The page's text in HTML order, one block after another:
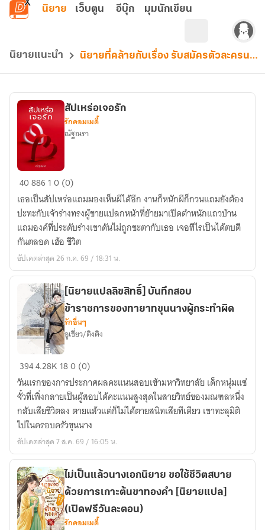
ข้ามไปยังเนื้อหาหลัก
นิยาย เว็บตูน อีบุ๊ก มุมนักเขียน
นิยายแนะนำ นิยายที่คล้ายกับเรื่อง รับสมัครตัวละครนะค่ะ ช่วยกันทำมาหากินหน่อยนะมี๊
สัปเหร่อ
รัก
สัปเหร่อเจอรัก
รักคอมเมดี้
ณัฐณรา
4088610 (0)
เธอเป็นสัปเหร่อแถมมองเห็นผีได้อีก งานก็หนักผีก็กวนแถมยังต้อง
ปะทะกับเจ้าร่างทรงผู้ชายแปลกหน้าที่ย้ายมาเปิดตำหนักแถวบ้าน
แถมองค์ที่ประดับร่างเขาดันไม่ถูกชะตากับเธอ เจอทีไรเป็นได้ตบตี
กันตลอด เฮ้อ ชีวิต
อัปเดตล่าสุด 26 ก.ค. 69 / 18:31 น.
[นิยาย
แปล
ลิขสิทธิ์]
บันทึก
สอบ
ข้าราชการ
ของ
ทายาท
ขุนนาง
ผู้
กระทำ
ผิด
[นิยายแปลลิขสิทธิ์] บันทึกสอบ
ข้าราชการของทายาทขุนนางผู้กระทำผิด
รักอื่นๆ
อูเชี่ยว/ติงติง
3944.28K 180 (0)
วันแรกของการประกาศผลคะแนนสอบเข้ามหาวิทยาลัย เด็กหนุ่มแซ่
จั๋วที่เพิ่งกลายเป็นผู้สอบได้คะแนนสูงสุดในสายวิทย์ของมณฑลหนึ่ง
กลับเสียชีวิตลง ตายแล้วแต่ก็ไม่ได้ตายสนิทเสียทีเดียว เขาทะลุมิติ
ไปในครอบครัวขุนนาง
อัปเดตล่าสุด 7 ส.ค. 69 / 16:05 น.
ไม่เป็นแล้วนางเอกนิยาย ขอใช้ชีวิตสบาย
ด้วยการเกาะต้นขาทองคำ [นิยายแปล]
(เปิดฟรีวันละตอน)
รักคอมเมดี้